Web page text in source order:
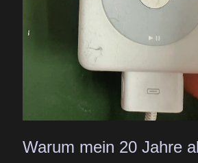
Warum mein 20 Jahre